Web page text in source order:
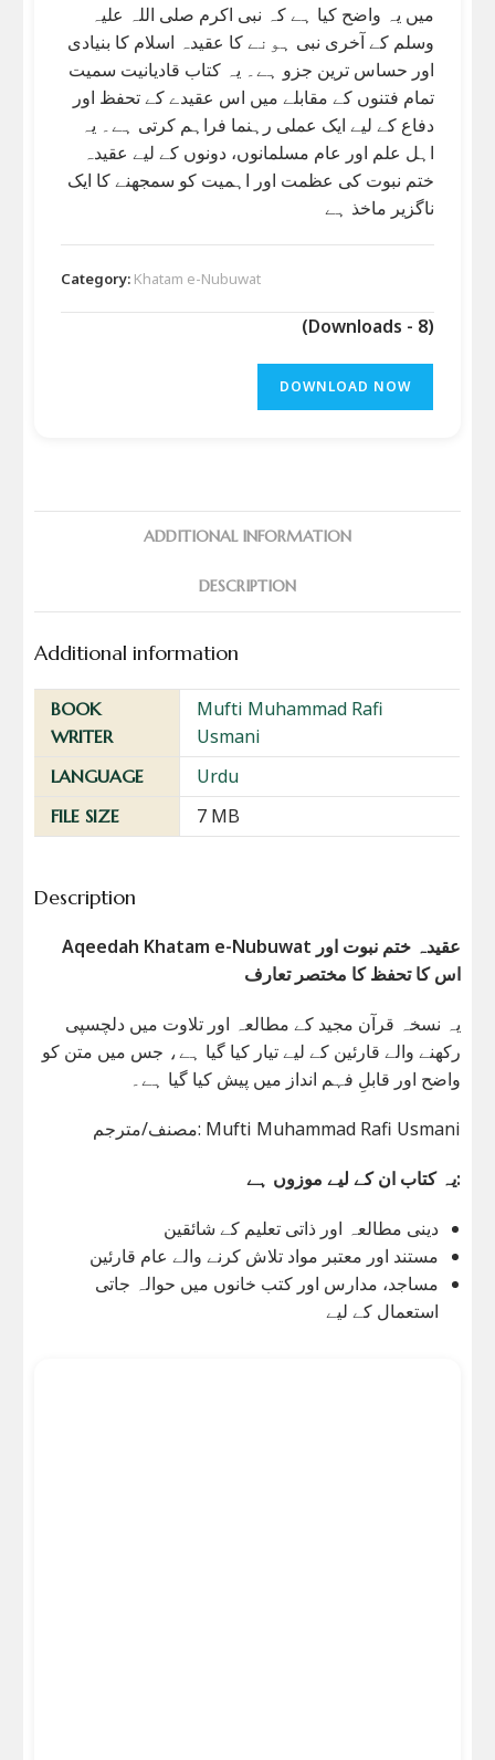
میں یہ واضح کیا ہے کہ نبی اکرم صلی اللہ علیہ
وسلم کے آخری نبی ہونے کا عقیدہ اسلام کا بنیادی
اور حساس ترین جزو ہے۔ یہ کتاب قادیانیت سمیت
تمام فتنوں کے مقابلے میں اس عقیدے کے تحفظ اور
دفاع کے لیے ایک عملی رہنما فراہم کرتی ہے۔ یہ
اہل علم اور عام مسلمانوں، دونوں کے لیے عقیدہ
ختم نبوت کی عظمت اور اہمیت کو سمجھنے کا ایک
ناگزیر ماخذ ہے
Category: Khatam e-Nubuwat
(Downloads - 8)
DOWNLOAD NOW
ADDITIONAL INFORMATION
DESCRIPTION
Additional information
BOOK
WRITER
Mufti Muhammad Rafi
Usmani
LANGUAGE Urdu
FILE SIZE 7 MB
Description
Aqeedah Khatam e-Nubuwat عقیدہ ختم نبوت اور
اس کا تحفظ کا مختصر تعارف
یہ نسخہ قرآن مجید کے مطالعہ اور تلاوت میں دلچسپی
رکھنے والے قارئین کے لیے تیار کیا گیا ہے، جس میں متن کو
واضح اور قابلِ فہم انداز میں پیش کیا گیا ہے۔
مصنف/مترجم: Mufti Muhammad Rafi Usmani
یہ کتاب ان کے لیے موزوں ہے:
دینی مطالعہ اور ذاتی تعلیم کے شائقین
مستند اور معتبر مواد تلاش کرنے والے عام قارئین
مساجد، مدارس اور کتب خانوں میں حوالہ جاتی
استعمال کے لیے